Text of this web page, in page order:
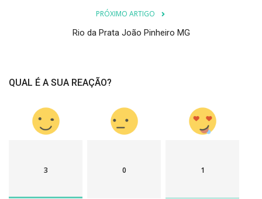
PRÓXIMO ARTIGO
Rio da Prata João Pinheiro MG
QUAL É A SUA REAÇÃO?
3 0 1